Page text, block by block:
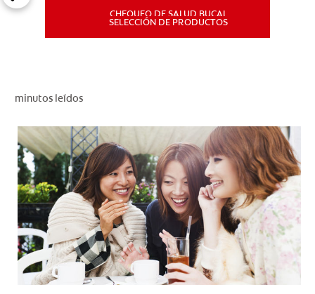
PARA PROFESIONALES
CUPONES
DÓNDE COMPRAR
PE (ES)
SUSCRÍBETE
CHEQUEO DE SALUD BUCAL
SELECCIÓN DE PRODUCTOS
minutos leídos